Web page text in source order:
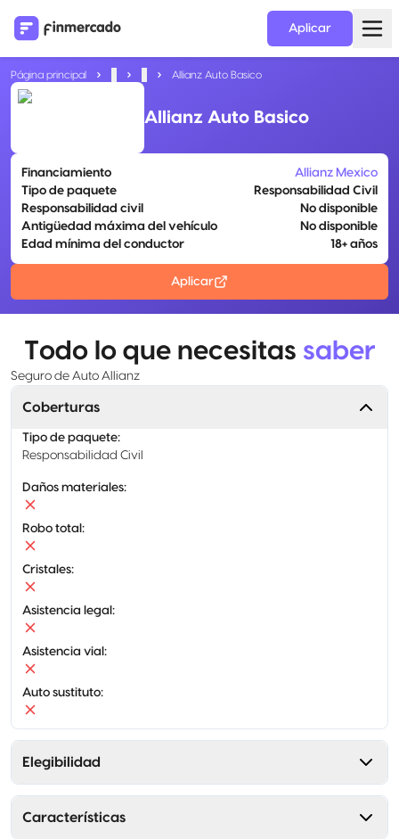
Aplicar
Página principal Allianz Auto Basico
Allianz Auto Basico
Financiamiento
Allianz Mexico
Tipo de paquete
Responsabilidad Civil
Responsabilidad civil
No disponible
Antigüedad máxima del vehículo
No disponible
Edad mínima del conductor
18+ años
Aplicar
Todo lo que necesitas saber
Seguro de Auto Allianz
Coberturas
Tipo de paquete:
Responsabilidad Civil
Daños materiales:
Robo total :
Cristales:
Asistencia legal :
Asistencia vial :
Auto sustituto:
Elegibilidad
Características